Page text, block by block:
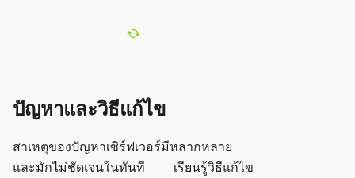
ปัญหาและวิธีแก้ไข
สาเหตุของปัญหาเซิร์ฟเวอร์มีหลากหลาย
และมักไม่ชัดเจนในทันที เรียนรู้วิธีแก้ไข